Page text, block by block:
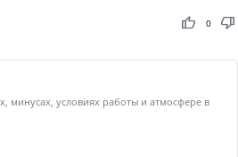
thumb_up thumb_down
0
минусах, условиях работы и атмосфере в